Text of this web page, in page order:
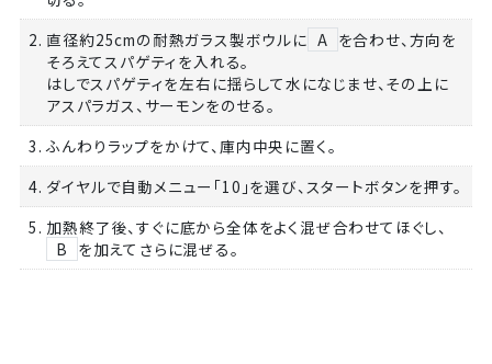
2. 直径約25cmの耐熱ガラス製ボウルに A を合わせ、方向を
そろえてスパゲティを入れる。
はしでスパゲティを左右に揺らして水になじませ、その上に
アスパラガス、サーモンをのせる。
3. ふんわりラップをかけて、庫内中央に置く。
4. ダイヤルで自動メニュー「10」を選び、スタートボタンを押す。
5. 加熱終了後、すぐに底から全体をよく混ぜ合わせてほぐし、
B を加えてさらに混ぜる。